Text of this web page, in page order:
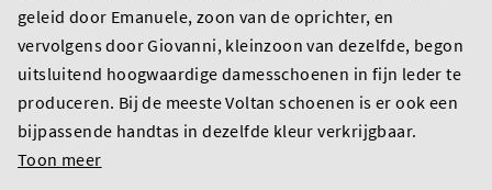
geleid door Emanuele, zoon van de oprichter, en
vervolgens door Giovanni, kleinzoon van dezelfde, begon
uitsluitend hoogwaardige damesschoenen in fijn leder te
produceren. Bij de meeste Voltan schoenen is er ook een
bijpassende handtas in dezelfde kleur verkrijgbaar.
Toon meer